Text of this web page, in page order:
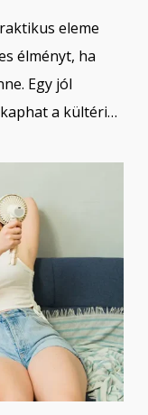
eleme
élményt, ha
Egy jól
a kültéri…